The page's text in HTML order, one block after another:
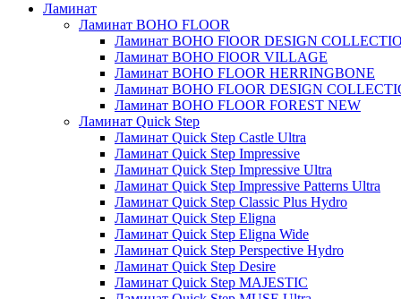
Ламинат
Ламинат BOHO FLOOR
Ламинат BOHO FlOOR DESIGN
Ламинат BOHO FlOOR VILLAGE
Ламинат BOHO FLOOR HERRINGBONE
Ламинат BOHO FLOOR DESIGN
Ламинат BOHO FLOOR FOREST NEW
Ламинат Quick Step
Ламинат Quick Step Castle Ultra
Ламинат Quick Step Impressive
Ламинат Quick Step Impressive Ultra
Ламинат Quick Step Impressive Patterns Ultra
Ламинат Quick Step Classic Plus Hydro
Ламинат Quick Step Eligna
Ламинат Quick Step Eligna Wide
Ламинат Quick Step Perspective Hydro
Ламинат Quick Step Desire
Ламинат Quick Step MAJESTIC